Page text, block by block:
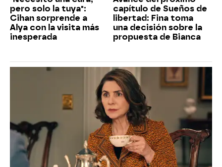
pero solo la tuya":
Cihan sorprende a
Alya con la visita más
inesperada
capítulo de Sueños de
libertad: Fina toma
una decisión sobre la
propuesta de Bianca